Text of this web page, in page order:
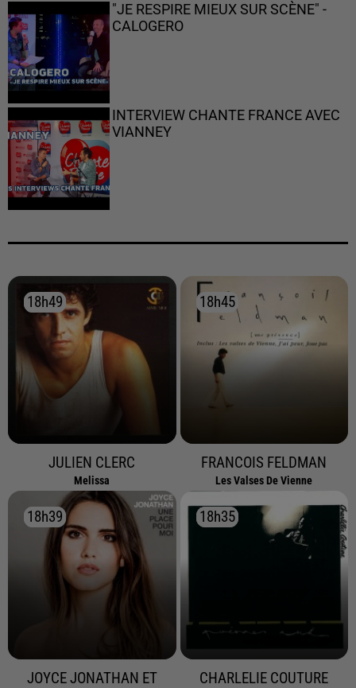
"JE RESPIRE MIEUX SUR SCÈNE" -
CALOGERO
INTERVIEW CHANTE FRANCE AVEC
VIANNEY
18h49
18h49
JULIEN CLERC
Melissa
18h45
18h45
FRANCOIS FELDMAN
Les Valses De Vienne
18h39
18h39
JOYCE JONATHAN ET
18h35
18h35
CHARLELIE COUTURE